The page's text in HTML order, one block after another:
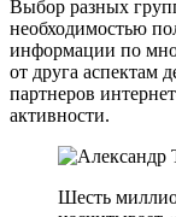
Выбор разных
необходимостью
информации по
от друга аспектам
партнеров
активности.
Шесть